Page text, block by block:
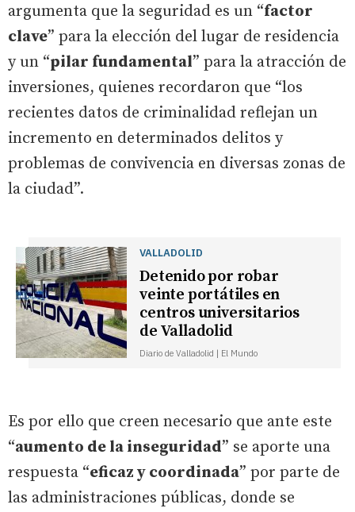
argumenta que la seguridad es un “factor
clave” para la elección del lugar de residencia
y un “pilar fundamental” para la atracción de
inversiones, quienes recordaron que “los
recientes datos de criminalidad reflejan un
incremento en determinados delitos y
problemas de convivencia en diversas zonas de
la ciudad”.
VALLADOLID
Detenido por robar
veinte portátiles en
centros universitarios
de Valladolid
Diario de Valladolid | El Mundo
Es por ello que creen necesario que ante este
“aumento de la inseguridad” se aporte una
respuesta “eficaz y coordinada” por parte de
las administraciones públicas, donde se